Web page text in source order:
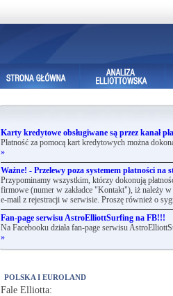
Karty kredytowe obsługiwane są przez kanał
Płatność za pomocą kart kredytowych można
»
Ważne! - Przelewy poza systemem płatności na
Przypominamy wszystkim, którzy dokonują
firmowe (numer w zakładce "Kontakt"), iż należy
e-mail z rejestracji w serwisie. Proszę również o
Fan-page serwisu AstroElliottSurfing na FB!!!
Na Facebooku działa fan-page serwisu
»
POLSKA I EUROLAND
Fale Elliotta: